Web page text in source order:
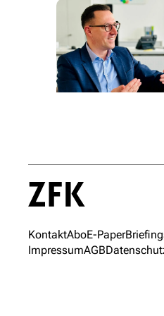
KontaktAboE-Paper
ImpressumAGB